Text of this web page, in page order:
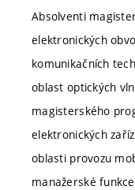
Absolventi
elektronických
komunikačních
oblast optických
magisterského
elektronických
oblasti provozu
manažerské